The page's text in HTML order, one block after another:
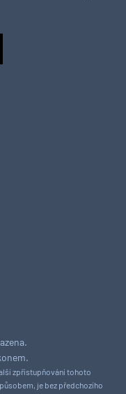
zpřístupňování tohoto
je bez předchozího